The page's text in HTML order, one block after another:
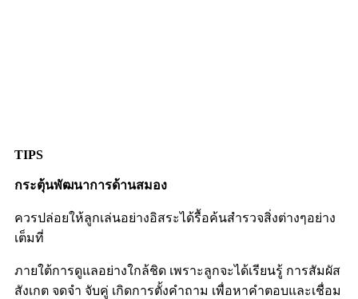
TIPS
กระตุ้นพัฒนาการด้านสมอง
ควรปล่อยให้ลูกเล่นอย่างอิสระได้รื้อค้นสำรวจสิ่งต่างๆอย่าง
เต็มที่
ภายใต้การดูแลอย่างใกล้ชิด เพราะลูกจะได้เรียนรู้ การสัมผัส
สังเกต จดจำ จับคู่ เกิดการตั้งคำถาม เพื่อหาคำตอบและเชื่อม